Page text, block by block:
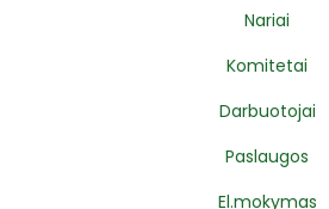
Nariai
Komitetai
Darbuotojai
Paslaugos
El.mokymas